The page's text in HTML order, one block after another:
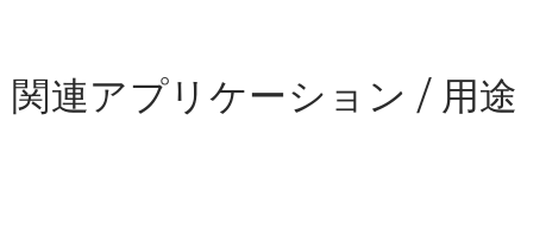
関連アプリケーション / 用途